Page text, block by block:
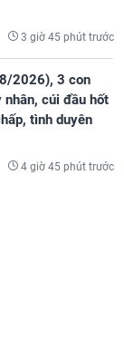
3 giờ 45 phút trước
2026), 3 con
nhân, cúi đầu hốt
tình duyên
4 giờ 45 phút trước